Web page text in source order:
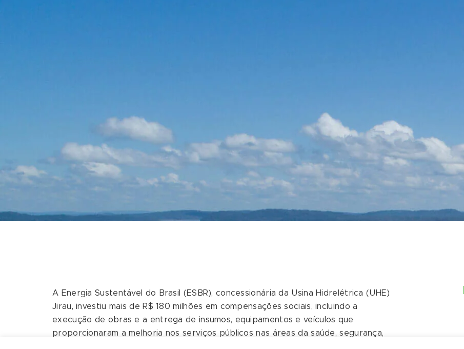
A Energia Sustentável do Brasil (ESBR), concessionária da Usina Hidrelétrica (UHE)
Jirau, investiu mais de R$ 180 milhões em compensações sociais, incluindo a
execução de obras e a entrega de insumos, equipamentos e veículos que
proporcionaram a melhoria nos serviços públicos nas áreas da saúde, segurança,